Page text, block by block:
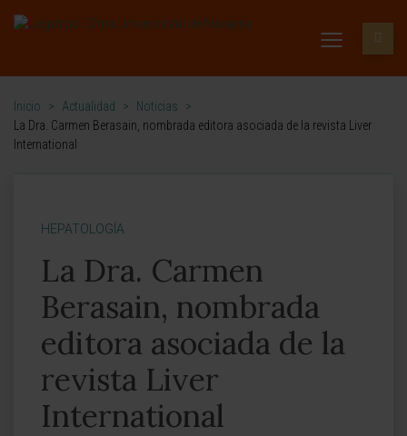
Inicio > Actualidad > Noticias
>
La Dra. Carmen Berasain, nombrada editora asociada de la revista Liver
International
HEPATOLOGÍA
La Dra. Carmen
Berasain, nombrada
editora asociada de la
revista Liver
International